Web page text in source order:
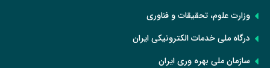
وزارت علوم، تحقیقات و فناوری
درگاه ملی خدمات الکترونیکی ایران
سازمان ملی بهره وری ایران